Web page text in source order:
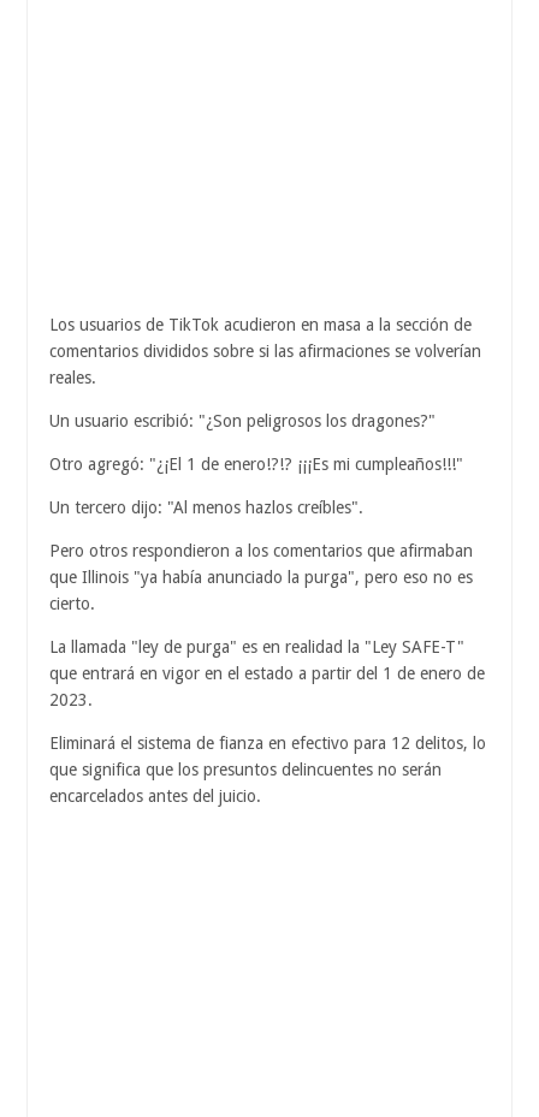
Los usuarios de TikTok acudieron en masa a la sección de
comentarios divididos sobre si las afirmaciones se volverían
reales.
Un usuario escribió: "¿Son peligrosos los dragones?"
Otro agregó: "¿¡El 1 de enero!?!? ¡¡¡Es mi cumpleaños!!!"
Un tercero dijo: "Al menos hazlos creíbles".
Pero otros respondieron a los comentarios que afirmaban
que Illinois "ya había anunciado la purga", pero eso no es
cierto.
La llamada "ley de purga" es en realidad la "Ley SAFE-T"
que entrará en vigor en el estado a partir del 1 de enero de
2023.
Eliminará el sistema de fianza en efectivo para 12 delitos, lo
que significa que los presuntos delincuentes no serán
encarcelados antes del juicio.